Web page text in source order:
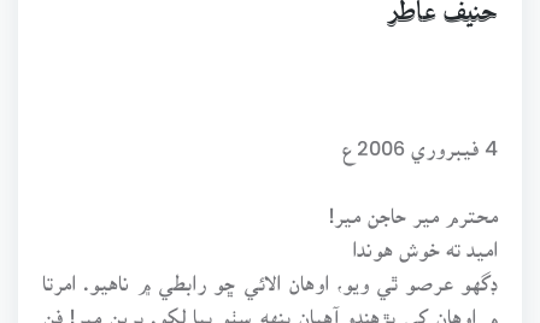
حنيف عاطر
محترم مير حاجن مير!
اميد ته خوش هوندا
ڊگهو عرصو ٿي ويو، اوهان الائي ڇو رابطي ۾ ناهيو. امرتا
۾ اوهان کي پڙهندو آهيان بنهه سٺو پيا لکو. پرين مير! فن